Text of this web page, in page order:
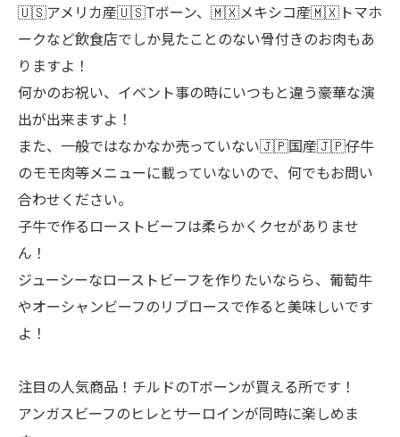
🇺🇸アメリカ産🇺🇸Tボーン、🇲🇽メキシコ産🇲🇽トマホ
ークなど飲食店でしか見たことのない骨付きのお肉もあ
りますよ！
何かのお祝い、イベント事の時にいつもと違う豪華な演
出が出来ますよ！
また、一般ではなかなか売っていない🇯🇵国産🇯🇵仔牛
のモモ肉等メニューに載っていないので、何でもお問い
合わせください。
子牛で作るローストビーフは柔らかくクセがありませ
ん！
ジューシーなローストビーフを作りたいならら、葡萄牛
やオーシャンビーフのリブロースで作ると美味しいです
よ！
注目の人気商品！チルドのTボーンが買える所です！
アンガスビーフのヒレとサーロインが同時に楽しめま